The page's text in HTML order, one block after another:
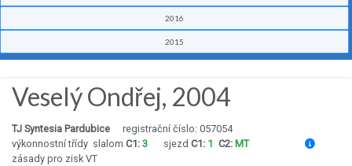
2016
2015
Veselý Ondřej, 2004
TJ Syntesia Pardubice
registrační číslo: 057054
výkonnostní třídy slalom C1: 3 sjezd C1: 1 C2: MT
zásady pro zisk VT